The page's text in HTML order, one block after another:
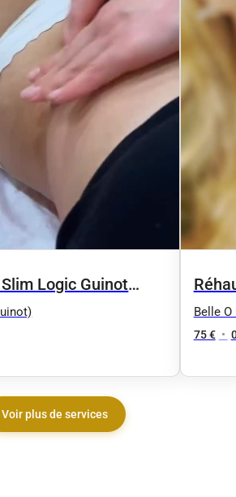
Logic Guinot
Belle
75 € •
Voir plus de services